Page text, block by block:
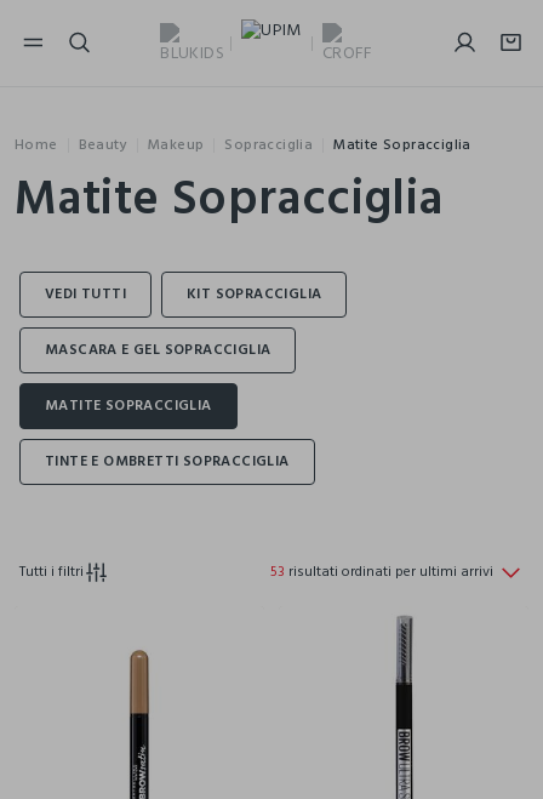
NAVIGATION.ARIA.GOTOMAINCONTENT
Home Beauty Makeup Sopracciglia Matite Sopracciglia
Matite Sopracciglia
Tutti i filtri 53 risultati ordinati per ultimi arrivi